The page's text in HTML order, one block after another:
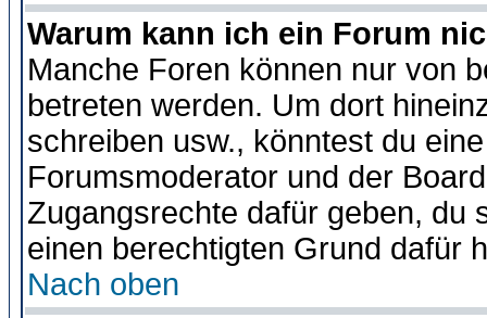
Warum kann ich ein Forum
Manche Foren können nur von
betreten werden. Um dort
schreiben usw., könntest du
Forumsmoderator und der
Zugangsrechte dafür geben, du
einen berechtigten Grund dafür
Nach oben